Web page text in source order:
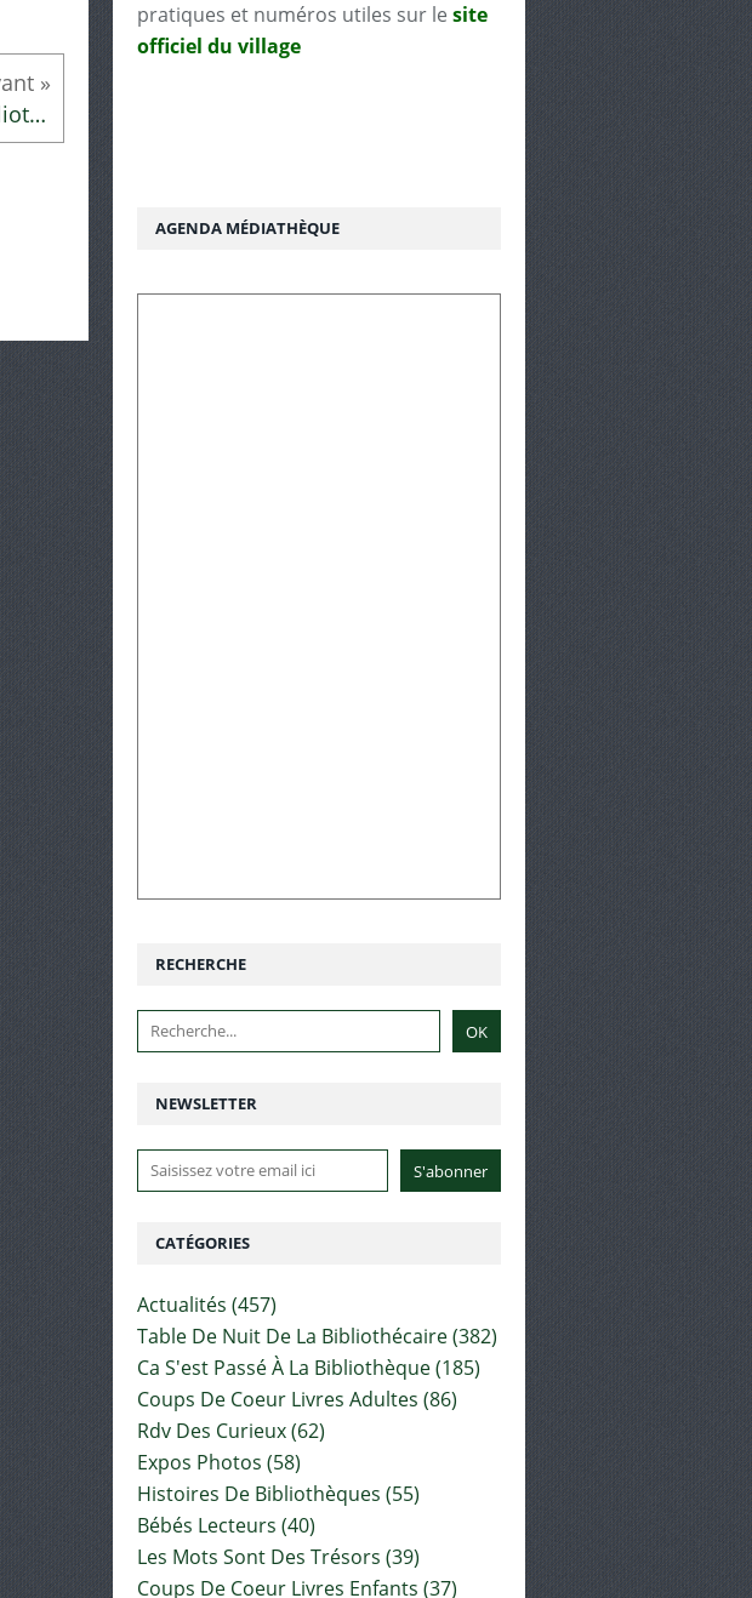
La table de nuit de la bibliothécaire
NEWSLETTER
RECHERCHE
CATÉGORIES
Actualités (457)
Table De Nuit De La Bibliothécaire(382)
Ca S'est Passé À La Bibliothèque(185)
Coups De Coeur Livres Adultes (86)
Rdv Des Curieux(62)
Expos Photos (58)
Histoires De Bibliothèques (55)
Bébés Lecteurs (40)
Les Mots Sont Des Trésors (39)
Coups De Coeur Livres Enfants (37)
pratiques et numéros utiles sur le site
officiel du village
AGENDA MÉDIATHÈQUE